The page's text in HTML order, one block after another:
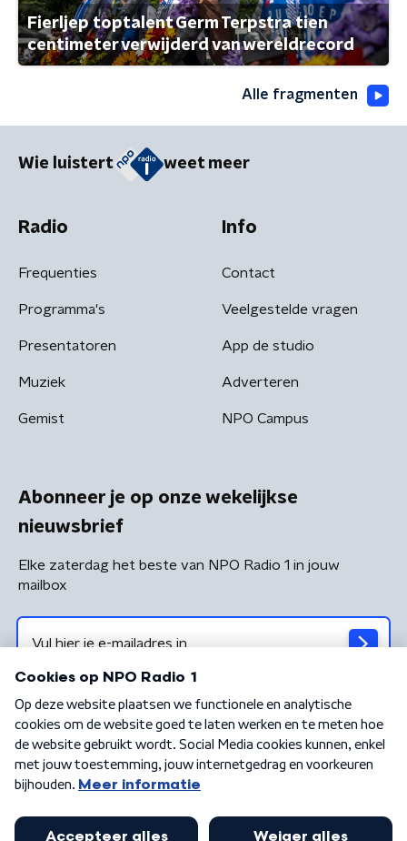
Fierljep toptalent Germ Terpstra tien
centimeter verwijderd van wereldrecord
Alle fragmenten
Wie luistert weet meer
Radio
Frequenties
Programma's
Presentatoren
Muziek
Gemist
Info
Contact
Veelgestelde vragen
App de studio
Adverteren
NPO Campus
Abonneer je op onze wekelijkse
nieuwsbrief
Elke zaterdag het beste van NPO Radio 1 in jouw
mailbox
Algemene voorwaarden